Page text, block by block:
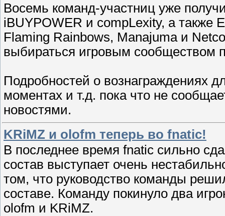
Восемь команд-участниц уже
iBUYPOWER и compLexity, а также
Flaming Rainbows, Manajuma и
выбираться игровым сообществом
Подробностей о вознаграждениях
моментах и т.д. пока что не
новостями.
KRiMZ и olofm теперь во fnatic!
В последнее время fnatic сильно
состав выступает очень
том, что руководство команды
составе. Команду покинуло два
olofm и KRiMZ.